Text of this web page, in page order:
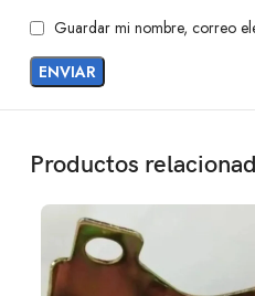
Guardar mi nombre, correo
Productos